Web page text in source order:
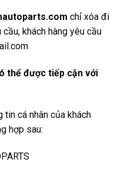
.com chỉ xóa đi
khách hàng yêu cầu
thể được tiếp cận với
cá nhân của khách
hợp sau: